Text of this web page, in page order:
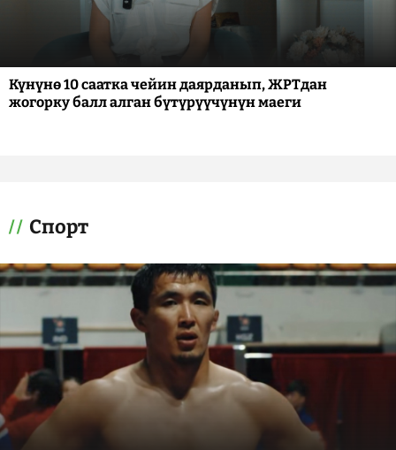
Күнүнө 10 саатка чейин даярданып, ЖРТдан
жогорку балл алган бүтүрүүчүнүн маеги
Спорт